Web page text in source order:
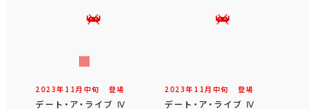
2023年 11 月 中旬 登場
デート・ア・ライブ Ⅳ
2023年 11 月 中旬 登場
デート・ア・ライブ Ⅳ